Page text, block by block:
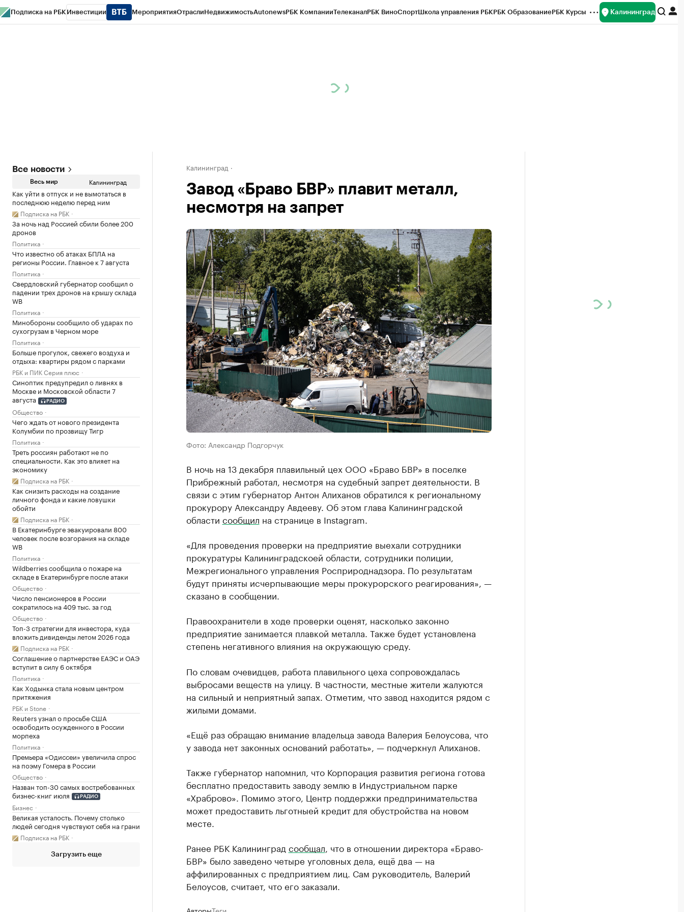
Подписка на РБК Инвестиции МероприятияОтраслиНедвижимостьAutonewsРБК КомпанииТелеканалРБК ВиноСпортШкола управления РБКРБК ОбразованиеРБК Курсы Калининград
Все новости
Весь мир Калининград
Как уйти в отпуск и не вымотаться в
последнюю неделю перед ним
Подписка на РБК
За ночь над Россией сбили более 200
дронов
Политика
Что известно об атаках БПЛА на
регионы России. Главное к 7 августа
Политика
Свердловский губернатор сообщил о
падении трех дронов на крышу склада
WB
Политика
Минобороны сообщило об ударах по
сухогрузам в Черном море
Политика
Больше прогулок, свежего воздуха и
отдыха: квартиры рядом с парками
РБК и ПИК Серия плюс
Синоптик предупредил о ливнях в
Москве и Московской области 7
августа
РАДИО
Общество
Чего ждать от нового президента
Колумбии по прозвищу Тигр
Политика
Треть россиян работают не по
специальности. Как это влияет на
экономику
Подписка на РБК
Как снизить расходы на создание
личного фонда и какие ловушки
обойти
Подписка на РБК
В Екатеринбурге эвакуировали 800
человек после возгорания на складе
WB
Политика
Wildberries сообщила о пожаре на
складе в Екатеринбурге после атаки
Общество
Число пенсионеров в России
сократилось на 409 тыс. за год
Общество
Топ-3 стратегии для инвестора, куда
вложить дивиденды летом 2026 года
Подписка на РБК
Соглашение о партнерстве ЕАЭС и ОАЭ
вступит в силу 6 октября
Политика
Как Ходынка стала новым центром
притяжения
РБК и Stone
Reuters узнал о просьбе США
освободить осужденного в России
морпеха
Политика
Премьера «Одиссеи» увеличила спрос
на поэму Гомера в России
Общество
Назван топ-30 самых востребованных
бизнес-книг июля
РАДИО
Бизнес
Великая усталость. Почему столько
людей сегодня чувствуют себя на грани
Подписка на РБК
Загрузить еще
Калининград
Завод «Браво БВР» плавит металл,
несмотря на запрет
Фото: Александр Подгорчук
В ночь на 13 декабря плавильный цех ООО «Браво БВР» в поселке
Прибрежный работал, несмотря на судебный запрет деятельности. В
связи с этим губернатор Антон Алиханов обратился к региональному
прокурору Александру Авдееву. Об этом глава Калининградской
области сообщил на странице в Instagram.
«Для проведения проверки на предприятие выехали сотрудники
прокуратуры Калининградскоей области, сотрудники полиции,
Межрегионального управления Росприроднадзора. По результатам
будут приняты исчерпывающие меры прокурорского реагирования», —
сказано в сообщении.
Правоохранители в ходе проверки оценят, насколько законно
предприятие занимается плавкой металла. Также будет установлена
степень негативного влияния на окружающую среду.
По словам очевидцев, работа плавильного цеха сопровождалась
выбросами веществ на улицу. В частности, местные жители жалуются
на сильный и неприятный запах. Отметим, что завод находится рядом с
жилыми домами.
«Ещё раз обращаю внимание владельца завода Валерия Белоусова, что
у завода нет законных оснований работать», — подчеркнул Алиханов.
Также губернатор напомнил, что Корпорация развития региона готова
бесплатно предоставить заводу землю в Индустриальном парке
«Храброво». Помимо этого, Центр поддержки предпринимательства
может предоставить льготныей кредит для обустройства на новом
месте.
Ранее РБК Калининград сообщал , что в отношении директора «Браво-
БВР» было заведено четыре уголовных дела, ещё два — на
аффилированных с предприятием лиц. Сам руководитель, Валерий
Белоусов, считает, что его заказали.